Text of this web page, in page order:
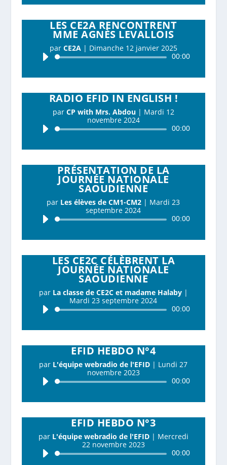
LES CE2A RENCONTRENT
MME AGNÈS LEVALLOIS
par CE2A| Dimanche 12 janvier 2025
Lecteur
00:00
RADIO EFID IN ENGLISH !
par CP with Mrs. Abdou| Mardi 12
novembre 2024
Lecteur
00:00
PRÉSENTATION DE LA
JOURNÉE NATIONALE
SAOUDIENNE
par Les élèves de CM1-CM2 | Mardi 23
septembre 2024
Lecteur
00:00
LES CE2C CÉLÈBRENT LA
JOURNÉE NATIONALE
SAOUDIENNE
par La classe de CE2C et madame Halaby|
Mardi 23 septembre 2024
Lecteur
00:00
EFID HEBDO N°4
par L'équipe webradio de l'EFID | Lundi 27
novembre 2023
Lecteur
00:00
EFID HEBDO N°3
par L'équipe webradio de l'EFID| Mercredi
22 novembre 2023
Lecteur
00:00